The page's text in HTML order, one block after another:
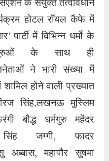
के संयुक्त तत्वावधान
होटल रॉयल कैफे में
पार्टी में विभिन्न धर्मो के
गुरुओं के साथ ही
ने भारी संख्या में
होने वाली प्रख्यात
सिंह,लखनऊ मुस्लिम
बौद्ध धर्मगुरु महेंदर
सिंह जग्गी, फादर
अब्बास, महापौर सुषमा